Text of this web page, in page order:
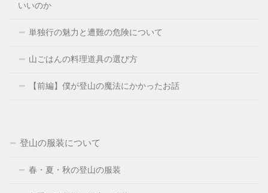
いいのか
単独行の魅力と遭難の危険について
山ごはんの料理道具の選び方
【前編】僕が登山の魔法にかかったお話
登山の服装について
春・夏・秋の登山の服装